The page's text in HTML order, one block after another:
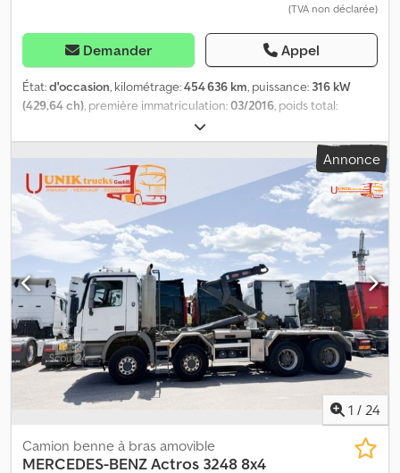
(TVA non déclarée)
Demander Appel
État:d'occasion, kilométrage:454 636 km, puissance: 316 kW
(429,64 ch), première immatriculation:03/2016, poids total:
, dimension des pneus:-
type d'engrenage:automatique, classe d'émission:Euro 6, Année
de construction:2016, RETARDER WIR SPRECHEN DEUTSCH WE
SPEAK ENGLISH PO RUSSKI GOVORIM HABLAMOS ESPAÑOL
GOVORIM SERPSKI FOLMI SHQIPE Délai de livraison (en jours): 1
Puissance: 430CV DIN Puissance: 316kW Cjdpfx Aezrzqlsdqerf
Puissance fiscale: 29CV
Annonce
1 / 24
Camion benne à bras amovible
MERCEDES-BENZActros 3248 8x4